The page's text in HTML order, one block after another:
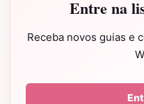
Entre na
Receba novos guias e